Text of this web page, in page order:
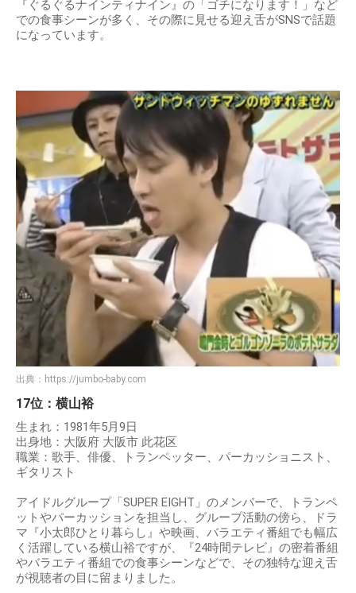
『ぐるぐるナインティナイン』の「ゴチになります！」など
での食事シーンが多く、その際に見せる迎え舌がSNSで話題
になっています。
出典： https://jumbo-baby.com
17位：横山裕
生まれ：1981年5月9日
出身地：大阪府 大阪市 此花区
職業：歌手、俳優、トランペッター、パーカッショニスト、
ギタリスト
アイドルグループ「SUPER EIGHT」のメンバーで、トランペ
ットやパーカッションを担当し、グループ活動の傍ら、ドラ
マ『小太郎ひとり暮らし』や映画、バラエティ番組でも幅広
く活躍している横山裕ですが、『24時間テレビ』の密着番組
やバラエティ番組での食事シーンなどで、その独特な迎え舌
が視聴者の目に留まりました。